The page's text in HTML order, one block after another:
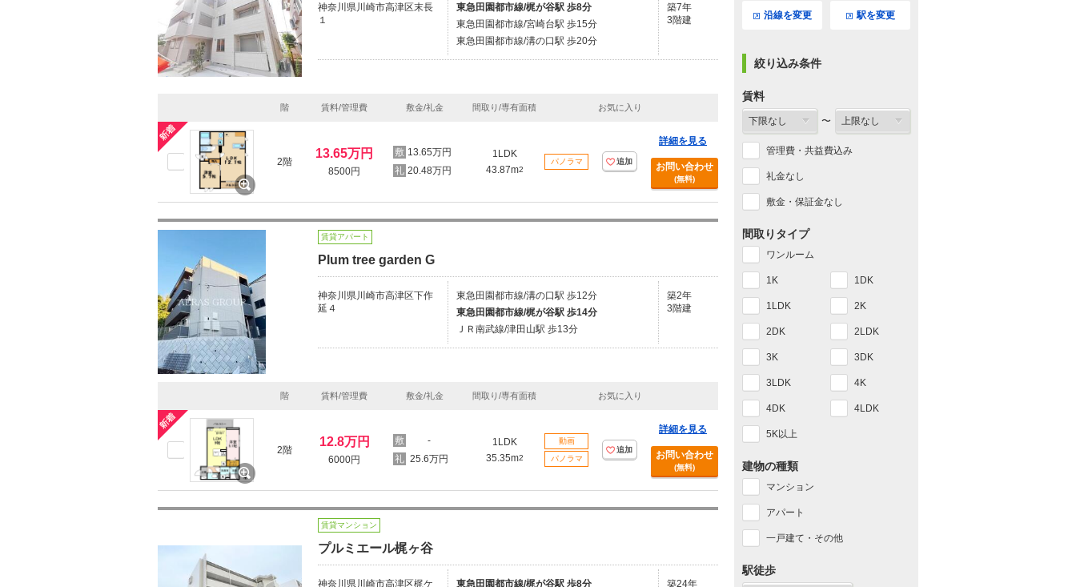
神奈川県川崎市高津区末長
１
東急田園都市線/梶が谷駅 歩8分
東急田園都市線/宮崎台駅 歩15分
東急田園都市線/溝の口駅 歩20分
築7年
3階建
階 賃料/管理費 敷金/礼金 間取り/専有面積 お気に入り
2階
13.65万円
8500円
13.65万円
20.48万円
1LDK
43.87m2
パノラマ 追加
詳細を見る
お問い合わせ
(無料)
賃貸アパート
Plum tree garden G
神奈川県川崎市高津区下作
延４
東急田園都市線/溝の口駅 歩12分
東急田園都市線/梶が谷駅 歩14分
ＪＲ南武線/津田山駅 歩13分
築2年
3階建
階 賃料/管理費 敷金/礼金 間取り/専有面積 お気に入り
2階
12.8万円
6000円
-
25.6万円
1LDK
35.35m2
動画
パノラマ
追加
詳細を見る
お問い合わせ
(無料)
賃貸マンション
プルミエール梶ヶ谷
神奈川県川崎市高津区梶ケ
東急田園都市線/梶が谷駅 歩8分
築24年
沿線を変更 駅を変更
絞り込み条件
賃料
〜
管理費・共益費込み
礼金なし
敷金・保証金なし
間取りタイプ
ワンルーム
1K 1DK
1LDK 2K
2DK 2LDK
3K 3DK
3LDK 4K
4DK 4LDK
5K以上
建物の種類
マンション
アパート
一戸建て・その他
駅徒歩